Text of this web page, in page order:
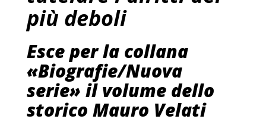
più deboli
Esce per la collana
«Biografie/Nuova
serie» il volume dello
storico Mauro Velati